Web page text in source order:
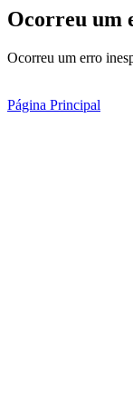
Ocorreu um
Ocorreu um erro
Página Principal